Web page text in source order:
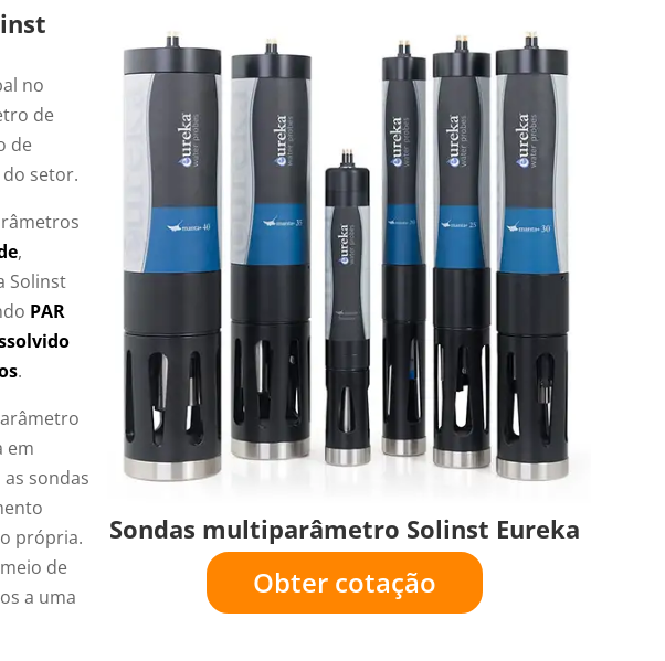
no
de
de
setor.
,
Solinst
PAR
.
em
sondas
própria.
de
a uma
Sondas multiparâmetro Solinst Eureka
Obter cotação